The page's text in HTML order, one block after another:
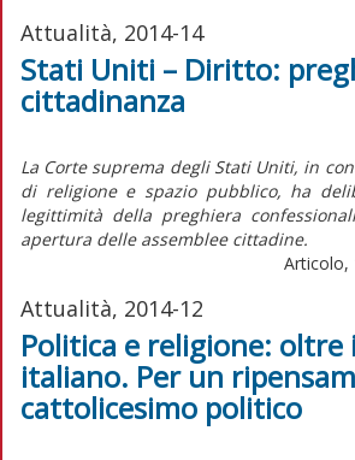
Attualità, 2014-14
Stati Uniti – Diritto:
cittadinanza
La Corte suprema degli Stati Uniti, in
di religione e spazio pubblico, ha
legittimità della preghiera
apertura delle assemblee cittadine.
Articolo,
Attualità, 2014-12
Politica e religione: oltre
italiano. Per un
cattolicesimo politico